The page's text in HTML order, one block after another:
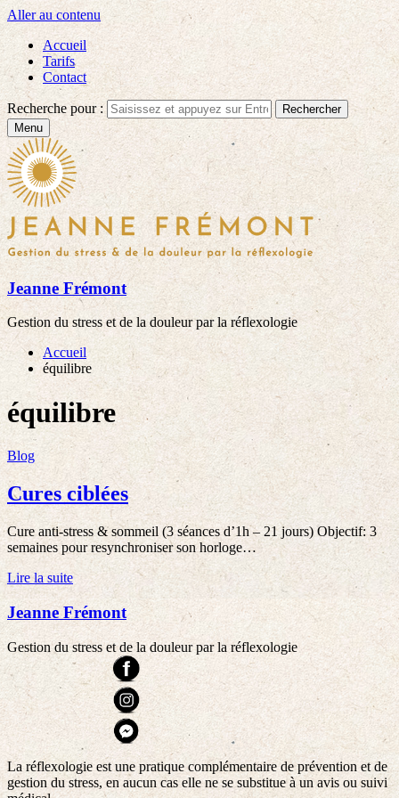
Aller au contenu
Accueil
Tarifs
Contact
Recherche pour :
Rechercher
Menu
Jeanne Frémont
Gestion du stress et de la douleur par la réflexologie
Accueil
équilibre
équilibre
Blog
Cures ciblées
Cure anti-stress & sommeil (3 séances d’1h – 21 jours) Objectif: 3
semaines pour resynchroniser son horloge…
Lire la suite
Jeanne Frémont
Gestion du stress et de la douleur par la réflexologie
La réflexologie est une pratique complémentaire de prévention et de
gestion du stress, en aucun cas elle ne se substitue à un avis ou suivi